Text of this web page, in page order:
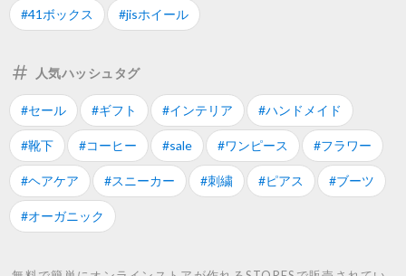
#41ボックス #jisホイール
人気ハッシュタグ
#セール #ギフト #インテリア #ハンドメイド
#靴下 #コーヒー #sale #ワンピース #フラワー
#ヘアケア #スニーカー #刺繍 #ピアス #ブーツ
#オーガニック